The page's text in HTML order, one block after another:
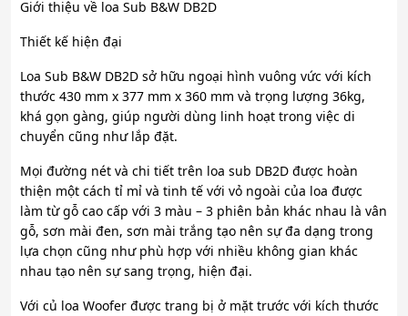
Giới thiệu về loa Sub B&W DB2D
Thiết kế hiện đại
Loa Sub B&W DB2D sở hữu ngoại hình vuông vức với kích
thước 430 mm x 377 mm x 360 mm và trọng lượng 36kg,
khá gọn gàng, giúp người dùng linh hoạt trong việc di
chuyển cũng như lắp đặt.
Mọi đường nét và chi tiết trên loa sub DB2D được hoàn
thiện một cách tỉ mỉ và tinh tế với vỏ ngoài của loa được
làm từ gỗ cao cấp với 3 màu – 3 phiên bản khác nhau là vân
gỗ, sơn mài đen, sơn mài trắng tạo nên sự đa dạng trong
lựa chọn cũng như phù hợp với nhiều không gian khác
nhau tạo nên sự sang trọng, hiện đại.
Với củ loa Woofer được trang bị ở mặt trước với kích thước